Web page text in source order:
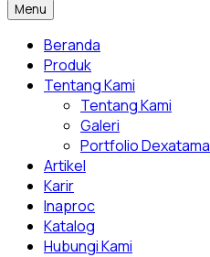
Menu
Beranda
Produk
Tentang Kami
Tentang Kami
Galeri
Portfolio Dexatama
Artikel
Karir
Inaproc
Katalog
Hubungi Kami